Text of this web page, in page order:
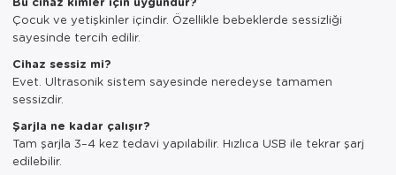
Çocuk ve yetişkinler içindir. Özellikle bebeklerde sessizliği
sayesinde tercih edilir.
Cihaz sessiz mi?
Evet. Ultrasonik sistem sayesinde neredeyse tamamen
sessizdir.
Şarjla ne kadar çalışır?
Tam şarjla 3–4 kez tedavi yapılabilir. Hızlıca USB ile tekrar şarj
edilebilir.